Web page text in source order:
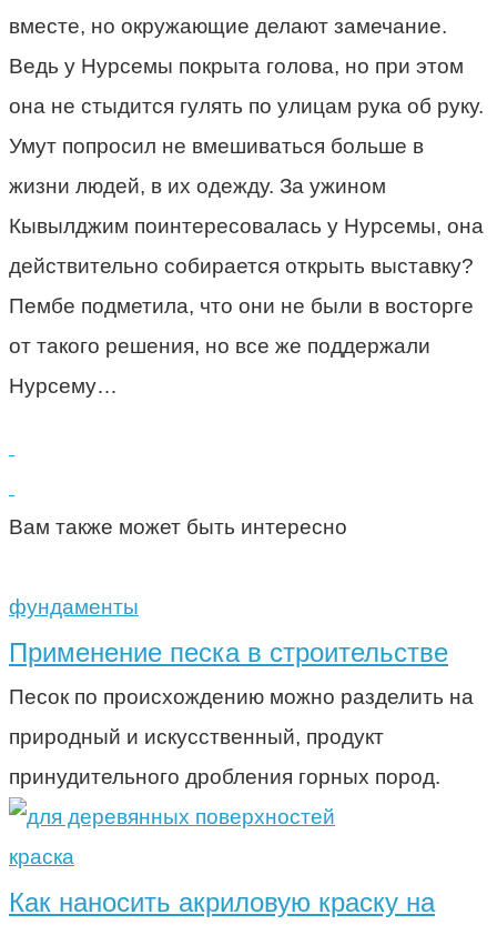
вместе, но окружающие делают замечание.
Ведь у Нурсемы покрыта голова, но при этом
она не стыдится гулять по улицам рука об руку.
Умут попросил не вмешиваться больше в
жизни людей, в их одежду. За ужином
Кывылджим поинтересовалась у Нурсемы, она
действительно собирается открыть выставку?
Пембе подметила, что они не были в восторге
от такого решения, но все же поддержали
Нурсему…
Вам также может быть интересно
фундаменты
Применение песка в строительстве
Песок по происхождению можно разделить на
природный и искусственный, продукт
принудительного дробления горных пород.
краска
Как наносить акриловую краску на